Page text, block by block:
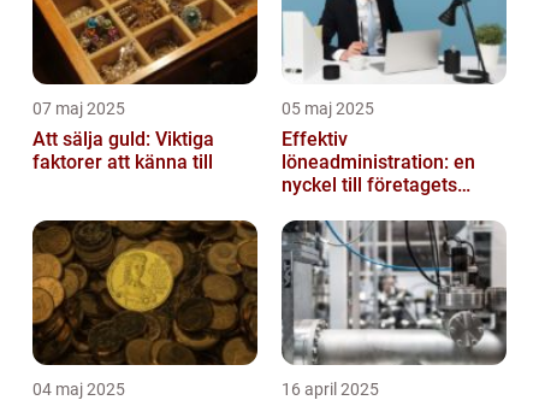
07 maj 2025
Att sälja guld: Viktiga
faktorer att känna till
05 maj 2025
Effektiv
löneadministration: en
nyckel till företagets
04 maj 2025 16 april 2025